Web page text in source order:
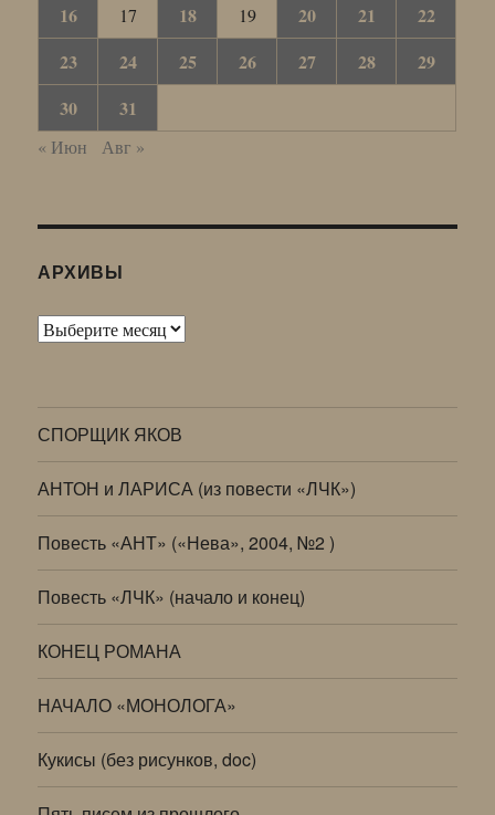
16
17 18 19 20 21
22
23
24 25 26 27 28
29
30
31
« Июн Авг »
АРХИВЫ
Архивы
СПОРЩИК ЯКОВ
АНТОН и ЛАРИСА (из повести «ЛЧК»)
Повесть «АНТ» («Нева», 2004, №2 )
Повесть «ЛЧК» (начало и конец)
КОНЕЦ РОМАНА
НАЧАЛО «МОНОЛОГА»
Кукисы (без рисунков, doc)